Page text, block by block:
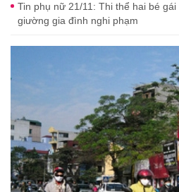
Tin phụ nữ 21/11: Thi thể hai bé
giường gia đình nghi phạm